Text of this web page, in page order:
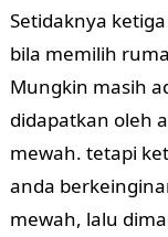
Setidaknya
bila memilih
Mungkin masih
didapatkan oleh
mewah. tetapi
anda
mewah, lalu